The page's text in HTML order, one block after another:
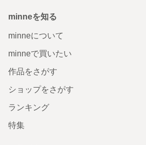
minneを知る
minneについて
minneで買いたい
作品をさがす
ショップをさがす
ランキング
特集